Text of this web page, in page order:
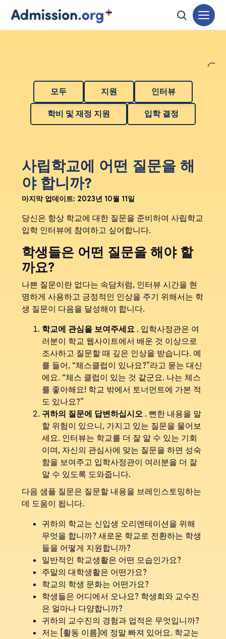
모두 지원 인터뷰
학비 및 재정 지원 입학 결정
사립학교에 어떤 질문을 해
야 합니까?
마지막 업데이트: 2023년 10월 11일
당신은 항상 학교에 대한 질문을 준비하여 사립학교
입학 인터뷰에 참여하고 싶어합니다.
학생들은 어떤 질문을 해야 할
까요?
나쁜 질문이란 없다는 속담처럼, 인터뷰 시간을 현
명하게 사용하고 긍정적인 인상을 주기 위해서는 학
생 질문이 다음을 달성해야 합니다.
학교에 관심을 보여주세요. 입학사정관은 여
러분이 학교 웹사이트에서 배운 것 이상으로
조사하고 질문할 때 깊은 인상을 받습니다. 예
를 들어, “체스클럽이 있나요?”라고 묻는 대신
에요. “체스 클럽이 있는 것 같군요. 나는 체스
를 좋아해요! 학교 밖에서 토너먼트에 가본 적
도 있나요?”
귀하의 질문에 답변하십시오. 뻔한 내용을 말
할 위험이 있으니, 가지고 있는 질문을 물어보
세요. 인터뷰는 학교를 더 잘 알 수 있는 기회
이며, 자신의 관심사에 맞는 질문을 하면 성숙
함을 보여주고 입학사정관이 여러분을 더 잘
알 수 있도록 도와줍니다.
다음 샘플 질문은 질문할 내용을 브레인스토밍하는
데 도움이 됩니다.
귀하의 학교는 신입생 오리엔테이션을 위해
무엇을 합니까? 새로운 학교로 전환하는 학생
들을 어떻게 지원합니까?
일반적인 학교생활은 어떤 모습인가요?
주말의 대학생활은 어떤가요?
학교의 학생 문화는 어떤가요?
학생들은 어디에서 오나요? 학생회와 교수진
은 얼마나 다양합니까?
귀하의 교수진의 경험과 업적은 무엇입니까?
저는 [활동 이름]에 정말 빠져 있어요. 학교는